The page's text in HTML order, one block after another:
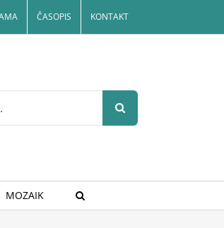
ČASOPIS KONTAKT
MOZAIK